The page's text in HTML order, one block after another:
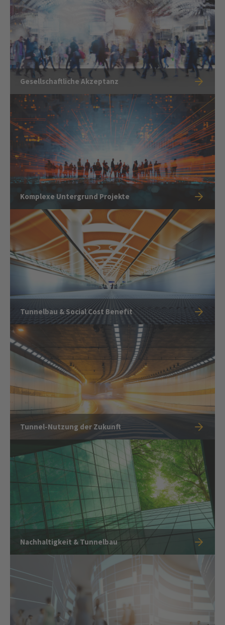
Gesellschaftliche Akzeptanz
Komplexe Untergrund Projekte
Tunnelbau & Social Cost Benefit
Tunnel-Nutzung der Zukunft
Nachhaltigkeit & Tunnelbau